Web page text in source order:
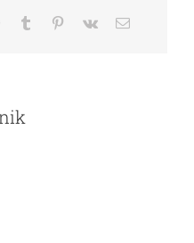
WhatsApp
Tumblr Pinterest
Vk
E-